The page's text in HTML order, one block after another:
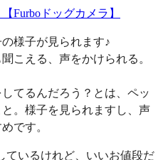
Furboドッグカメラ】
様子が見られます♪
こえる、声をかけられる。
てるんだろう？とは、ペッ
。様子を見られますし、声
です。
ているけれど、いいお値段だ